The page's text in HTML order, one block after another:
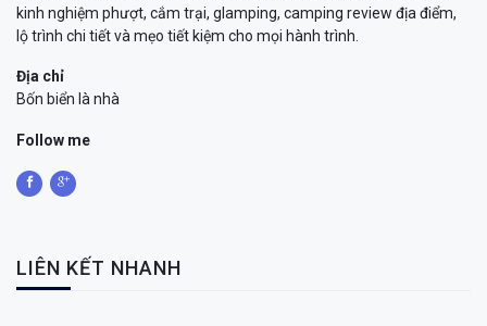
kinh nghiệm phượt, cắm trại, glamping, camping review địa điểm,
lộ trình chi tiết và mẹo tiết kiệm cho mọi hành trình.
Địa chỉ
Bốn biển là nhà
Follow me
LIÊN KẾT NHANH